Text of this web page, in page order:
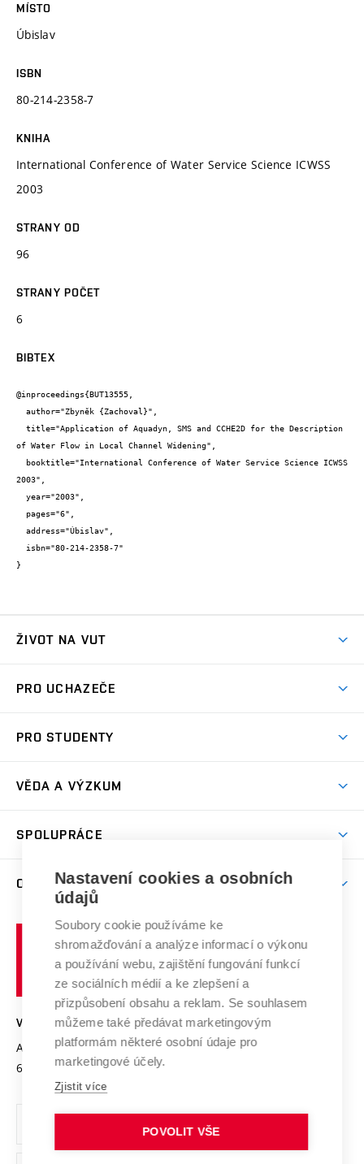
MÍSTO
Úbislav
ISBN
80-214-2358-7
KNIHA
International Conference of Water Service Science ICWSS
2003
STRANY OD
96
STRANY POČET
6
BIBTEX
@inproceedings{BUT13555,
of Water Flow in Local Channel Widening",
2003",
}
ŽIVOT NA VUT
Koleje
Sport na VUT
PRO UCHAZEČE
Dny otevřených dveří
Celoživotní vzdělávání
E-přihláška
PRO STUDENTY
Harmonogram akademického roku
Závěrečné práce
Doktorské studium
Zpracování osobních údajů studentů
Sociální bezpečí
Studium bez bariér
Podpora podnikání
VĚDA A VÝZKUM
Mezinárodní vědecká rada
Systém zajišťování kvality výzkumu
Výzkumné infrastruktury
Transfer znalostí
Open Science
Projekty
Projekty ze strukturálních fondů
Specifický výzkum
SPOLUPRÁCE
Firemní spolupráce
Zahraniční spolupráce
Spolupráce se školami
Mezinárodní dohody
Univerzitní sítě
O UNIVERZITĚ
Profil univerzity
Udržitelná univerzita
Podnikavá univerzita / ContriBUTe
Bezpečná univerzita
Vyznamenání
Organizační struktura
Ochrana osobních údajů
učení
technické
Brně
VYSOKÉ UČENÍ TECHNICKÉ V BRNĚ
Antonínská 548/1
602 00 Brno
www.vut.cz
vut@vutbr.cz
Nastavení cookies a osobních
údajů
Soubory cookie používáme ke
shromažďování a analýze informací o výkonu
a používání webu, zajištění fungování funkcí
ze sociálních médií a ke zlepšení a
přizpůsobení obsahu a reklam. Se souhlasem
můžeme také předávat marketingovým
platformám některé osobní údaje pro
marketingové účely.
Zjistit více
POVOLIT VŠE